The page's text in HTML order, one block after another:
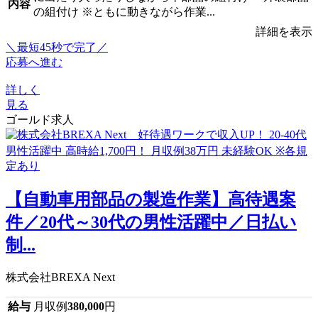
内容
の組付け ※ともに動きながら作業...
詳細を表示
＼最短45秒で完了／
応募へ進む
詳しく
見る
ゴールド求人
【自動車用部品の製造作業】高待遇案
件／20代～30代の男性活躍中／日払い
制...
株式会社BREXA Next
給与 月収例380,000円